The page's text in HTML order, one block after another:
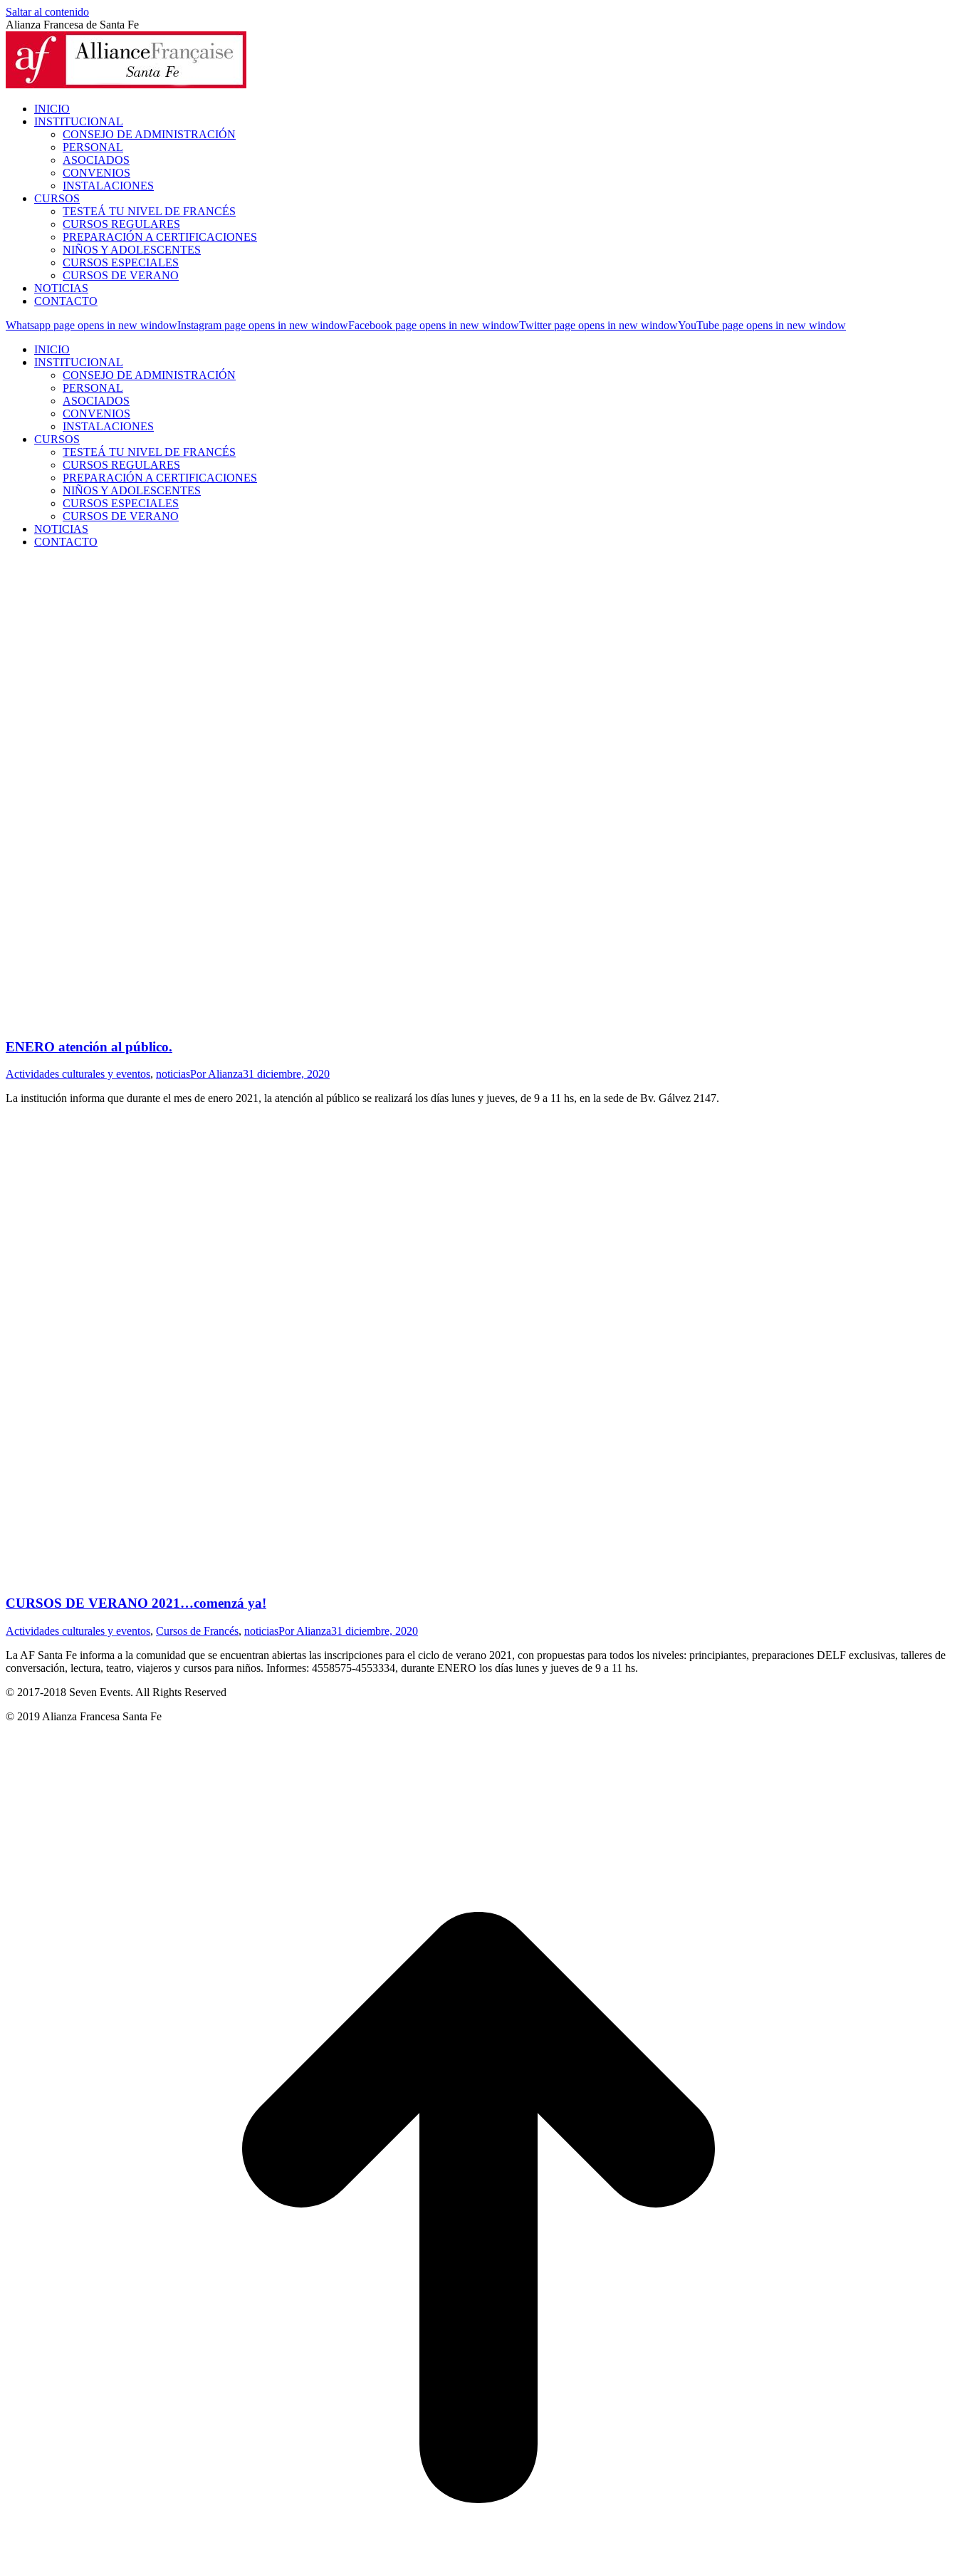
Saltar al contenido
Alianza Francesa de Santa Fe
INICIO
INSTITUCIONAL
CONSEJO DE ADMINISTRACIÓN
PERSONAL
ASOCIADOS
CONVENIOS
INSTALACIONES
CURSOS
TESTEÁ TU NIVEL DE FRANCÉS
CURSOS REGULARES
PREPARACIÓN A CERTIFICACIONES
NIÑOS Y ADOLESCENTES
CURSOS ESPECIALES
CURSOS DE VERANO
NOTICIAS
CONTACTO
Whatsapp page opens in new windowInstagram page opens in new windowFacebook page opens in new windowTwitter page opens in new windowYouTube page opens in new window
INICIO
INSTITUCIONAL
CONSEJO DE ADMINISTRACIÓN
PERSONAL
ASOCIADOS
CONVENIOS
INSTALACIONES
CURSOS
TESTEÁ TU NIVEL DE FRANCÉS
CURSOS REGULARES
PREPARACIÓN A CERTIFICACIONES
NIÑOS Y ADOLESCENTES
CURSOS ESPECIALES
CURSOS DE VERANO
NOTICIAS
CONTACTO
ENERO atención al público.
Actividades culturales y eventos, noticiasPorAlianza31 diciembre, 2020
La institución informa que durante el mes de enero 2021, la atención al público se realizará los días lunes y jueves, de 9 a 11 hs, en la sede de Bv. Gálvez 2147.
CURSOS DE VERANO 2021…comenzá ya!
Actividades culturales y eventos, Cursos de Francés, noticiasPorAlianza31 diciembre, 2020
La AF Santa Fe informa a la comunidad que se encuentran abiertas las inscripciones para el ciclo de verano 2021, con propuestas para todos los niveles: principiantes, preparaciones DELF exclusivas, talleres de
conversación, lectura, teatro, viajeros y cursos para niños. Informes: 4558575-4553334, durante ENERO los días lunes y jueves de 9 a 11 hs.
© 2017-2018 Seven Events. All Rights Reserved
© 2019 Alianza Francesa Santa Fe